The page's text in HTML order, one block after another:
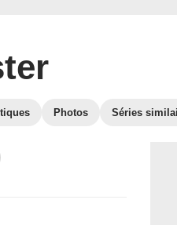
Photos Séries